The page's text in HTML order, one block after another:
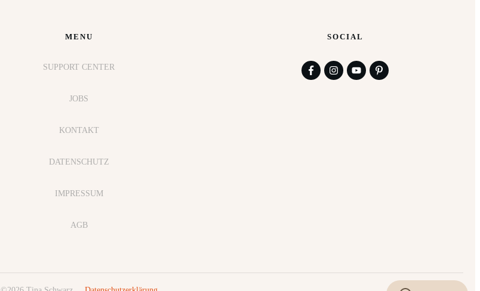
MENU
SUPPORT CENTER
JOBS
KONTAKT
DATENSCHUTZ
IMPRESSUM
AGB
SOCIAL